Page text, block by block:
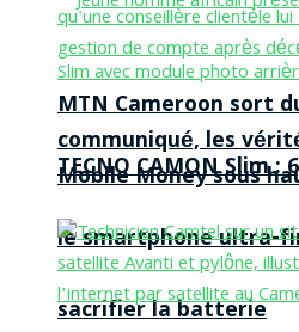
TECNO CAMON Slim :
le smartphone ultra-
sacrifier la batterie
MTN Cameroon sort
communiqué, les
Mobile Money sous